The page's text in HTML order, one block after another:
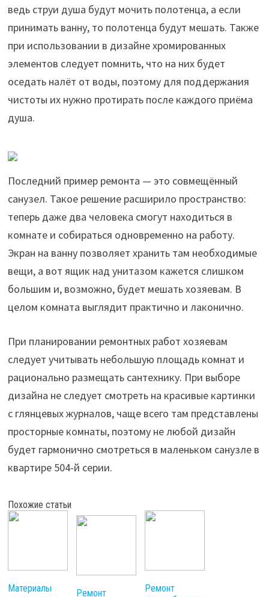
ведь струи душа будут мочить полотенца, а если
принимать ванну, то полотенца будут мешать. Также
при использовании в дизайне хромированных
элементов следует помнить, что на них будет
оседать налёт от воды, поэтому для поддержания
чистоты их нужно протирать после каждого приёма
душа.
Последний пример ремонта — это совмещённый
санузел. Такое решение расширило пространство:
теперь даже два человека смогут находиться в
комнате и собираться одновременно на работу.
Экран на ванну позволяет хранить там необходимые
вещи, а вот ящик над унитазом кажется слишком
большим и, возможно, будет мешать хозяевам. В
целом комната выглядит практично и лаконично.
При планировании ремонтных работ хозяевам
следует учитывать небольшую площадь комнат и
рационально размещать сантехнику. При выборе
дизайна не следует смотреть на красивые картинки
с глянцевых журналов, чаще всего там представлены
просторные комнаты, поэтому не любой дизайн
будет гармонично смотреться в маленьком санузле в
квартире 504-й серии.
Похожие статьи
Материалы
Ремонт
Ремонт